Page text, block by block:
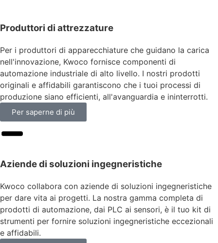
Produttori di attrezzature
Per i produttori di apparecchiature che guidano la carica
nell'innovazione, Kwoco fornisce componenti di
automazione industriale di alto livello. I nostri prodotti
originali e affidabili garantiscono che i tuoi processi di
produzione siano efficienti, all'avanguardia e ininterrotti.
Per saperne di più
Aziende di soluzioni ingegneristiche
Kwoco collabora con aziende di soluzioni ingegneristiche
per dare vita ai progetti. La nostra gamma completa di
prodotti di automazione, dai PLC ai sensori, è il tuo kit di
strumenti per fornire soluzioni ingegneristiche eccezionali
e affidabili.